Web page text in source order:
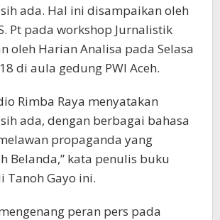
ada. Hal ini disampaikan oleh
Pt pada workshop Jurnalistik
oleh Harian Analisa pada Selasa
di aula gedung PWI Aceh.
Rimba Raya menyatakan
ada, dengan berbagai bahasa
propaganda yang
Belanda,” kata penulis buku
Tanoh Gayo ini.
peran pers pada